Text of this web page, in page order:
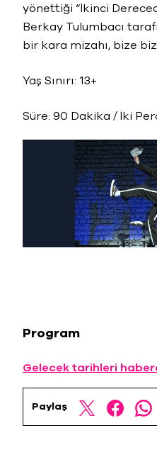
yönettiği “İkinci
Berkay Tulumbacı
bir kara mizahı, bize
Yaş Sınırı: 13+
Süre: 90 Dakika / İki
Program
Gelecek tarihleri
Paylaş